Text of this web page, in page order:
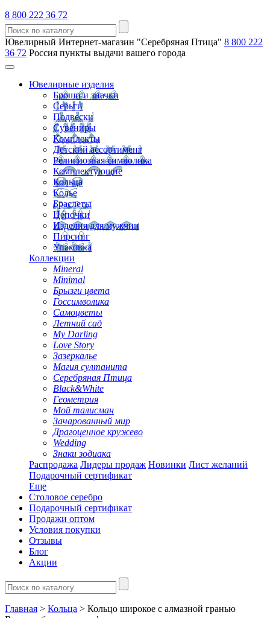
8 800 222 36 72
Ювелирный Интернет-магазин "Серебряная Птица" 8 800 222
36 72 Россия пункты выдачи вашего города
Ювелирные изделия
Броши и значки
Серьги
Подвески
Сувениры
Комплекты
Детский ассортимент
Религиозная символика
Комплектующие
Кольца
Колье
Браслеты
Цепочки
Изделия для мужчин
Пирсинг
Упаковка
Коллекции
Mineral
Minimal
Брызги цвета
Госсимволика
Самоцветы
Летний сад
My Darling
Love Story
Зазеркалье
Магия султанита
Серебряная Птица
Black&White
Геометрия
Мой талисман
Зачарованный мир
Драгоценное кружево
Wedding
Знаки зодиака
Распродажа Лидеры продаж Новинки Лист желаний
Подарочный сертификат
Еще
Столовое серебро
Подарочный сертификат
Продажи оптом
Условия покупки
Отзывы
Блог
Акции
Главная > Кольца > Кольцо широкое с алмазной гранью